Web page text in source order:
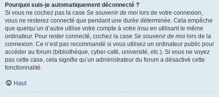
Pourquoi suis-je automatiquement déconnecté ?
Si vous ne cochez pas la case Se souvenir de moi lors de votre connexion,
vous ne resterez connecté que pendant une durée déterminée. Cela empêche
que quelqu’un d’autre utilise votre compte à votre insu en utilisant le même
ordinateur. Pour rester connecté, cochez la case Se souvenir de moi lors de la
connexion. Ce n’est pas recommandé si vous utilisez un ordinateur public pour
accéder au forum (bibliothèque, cyber-café, université, etc.). Si vous ne voyez
pas cette case, cela signifie qu’un administrateur du forum a désactivé cette
fonctionnalité.
Haut